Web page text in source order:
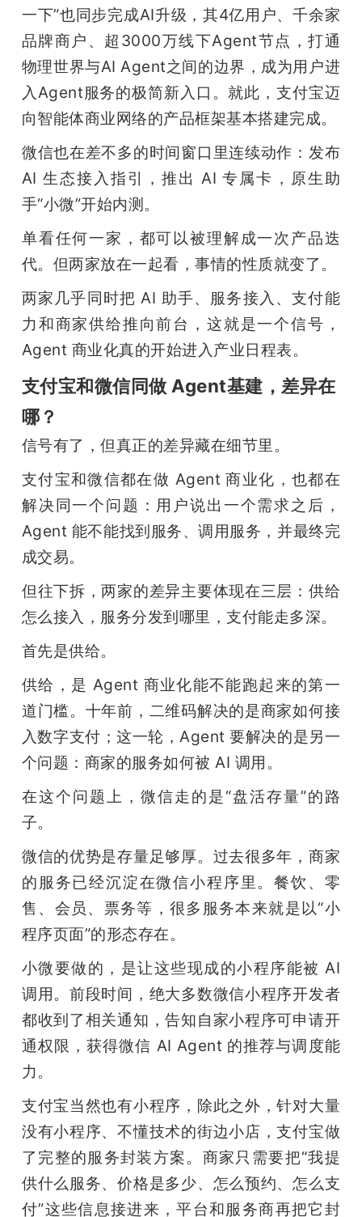
一下”也同步完成AI升级，其4亿用户、千余家
品牌商户、超3000万线下Agent节点，打通
物理世界与AI Agent之间的边界，成为用户进
入Agent服务的极简新入口。就此，支付宝迈
向智能体商业网络的产品框架基本搭建完成。
微信也在差不多的时间窗口里连续动作：发布
AI 生态接入指引，推出 AI 专属卡，原生助
手“小微”开始内测。
单看任何一家，都可以被理解成一次产品迭
代。但两家放在一起看，事情的性质就变了。
两家几乎同时把 AI 助手、服务接入、支付能
力和商家供给推向前台，这就是一个信号，
Agent 商业化真的开始进入产业日程表。
支付宝和微信同做 Agent基建，差异在
哪？
信号有了，但真正的差异藏在细节里。
支付宝和微信都在做 Agent 商业化，也都在
解决同一个问题：用户说出一个需求之后，
Agent 能不能找到服务、调用服务，并最终完
成交易。
但往下拆，两家的差异主要体现在三层：供给
怎么接入，服务分发到哪里，支付能走多深。
首先是供给。
供给，是 Agent 商业化能不能跑起来的第一
道门槛。十年前，二维码解决的是商家如何接
入数字支付；这一轮，Agent 要解决的是另一
个问题：商家的服务如何被 AI 调用。
在这个问题上，微信走的是“盘活存量”的路
子。
微信的优势是存量足够厚。过去很多年，商家
的服务已经沉淀在微信小程序里。餐饮、零
售、会员、票务等，很多服务本来就是以“小
程序页面”的形态存在。
小微要做的，是让这些现成的小程序能被 AI
调用。前段时间，绝大多数微信小程序开发者
都收到了相关通知，告知自家小程序可申请开
通权限，获得微信 AI Agent 的推荐与调度能
力。
支付宝当然也有小程序，除此之外，针对大量
没有小程序、不懂技术的街边小店，支付宝做
了完整的服务封装方案。商家只需要把“我提
供什么服务、价格是多少、怎么预约、怎么支
付”这些信息接进来，平台和服务商再把它封